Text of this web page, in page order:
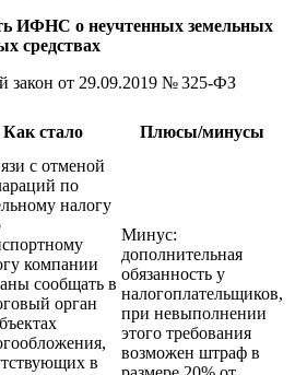
ИФНС о неучтенных земельных
средствах
закон от 29.09.2019 № 325-ФЗ
Как стало Плюсы/минусы
с отменой
по
налогу
компании
сообщать в
орган
в
Минус:
дополнительная
обязанность у
налогоплательщиков,
при невыполнении
этого требования
возможен штраф в